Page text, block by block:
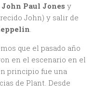
John Paul Jones y
John) y salir de
.
que el pasado año
en el escenario en el
principio fue una
de Plant. Desde